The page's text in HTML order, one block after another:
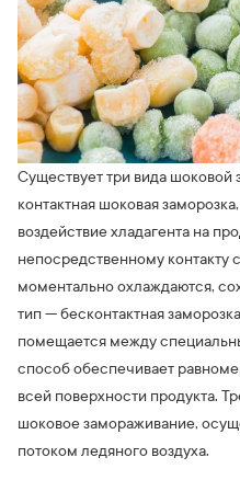
Существует три вида шоковой
контактная шоковая
воздействие хладагента на
непосредственному контакту
моментально охлаждаются,
тип — бесконтактная
помещается между
способ обеспечивает
всей поверхности продукта.
шоковое замораживание,
потоком ледяного воздуха.